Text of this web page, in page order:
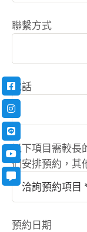
聯繫方式
電話
以下項目需較長
們安排預約，其
預約日期